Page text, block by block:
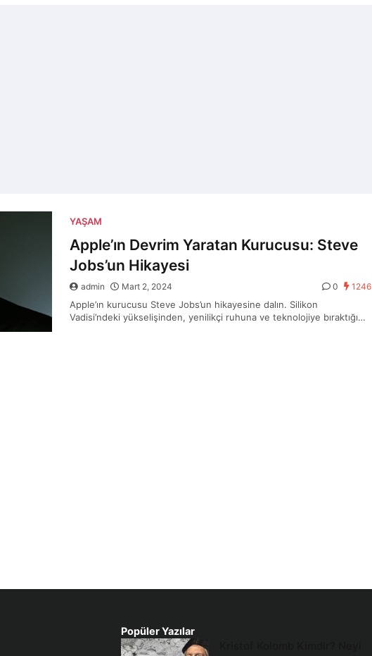
YAŞAM
Apple’ın Devrim Yaratan Kurucusu: Steve
Jobs’un Hikayesi
admin Mart 2, 2024 0 1246
Apple’ın kurucusu Steve Jobs’un hikayesine dalın. Silikon
Vadisi’ndeki yükselişinden, yenilikçi ruhuna ve teknolojiye bıraktığı
Popüler Yazılar